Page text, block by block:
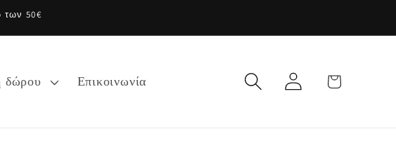
50€
δώρου Επικοινωνία Σύνδεση Καλάθι